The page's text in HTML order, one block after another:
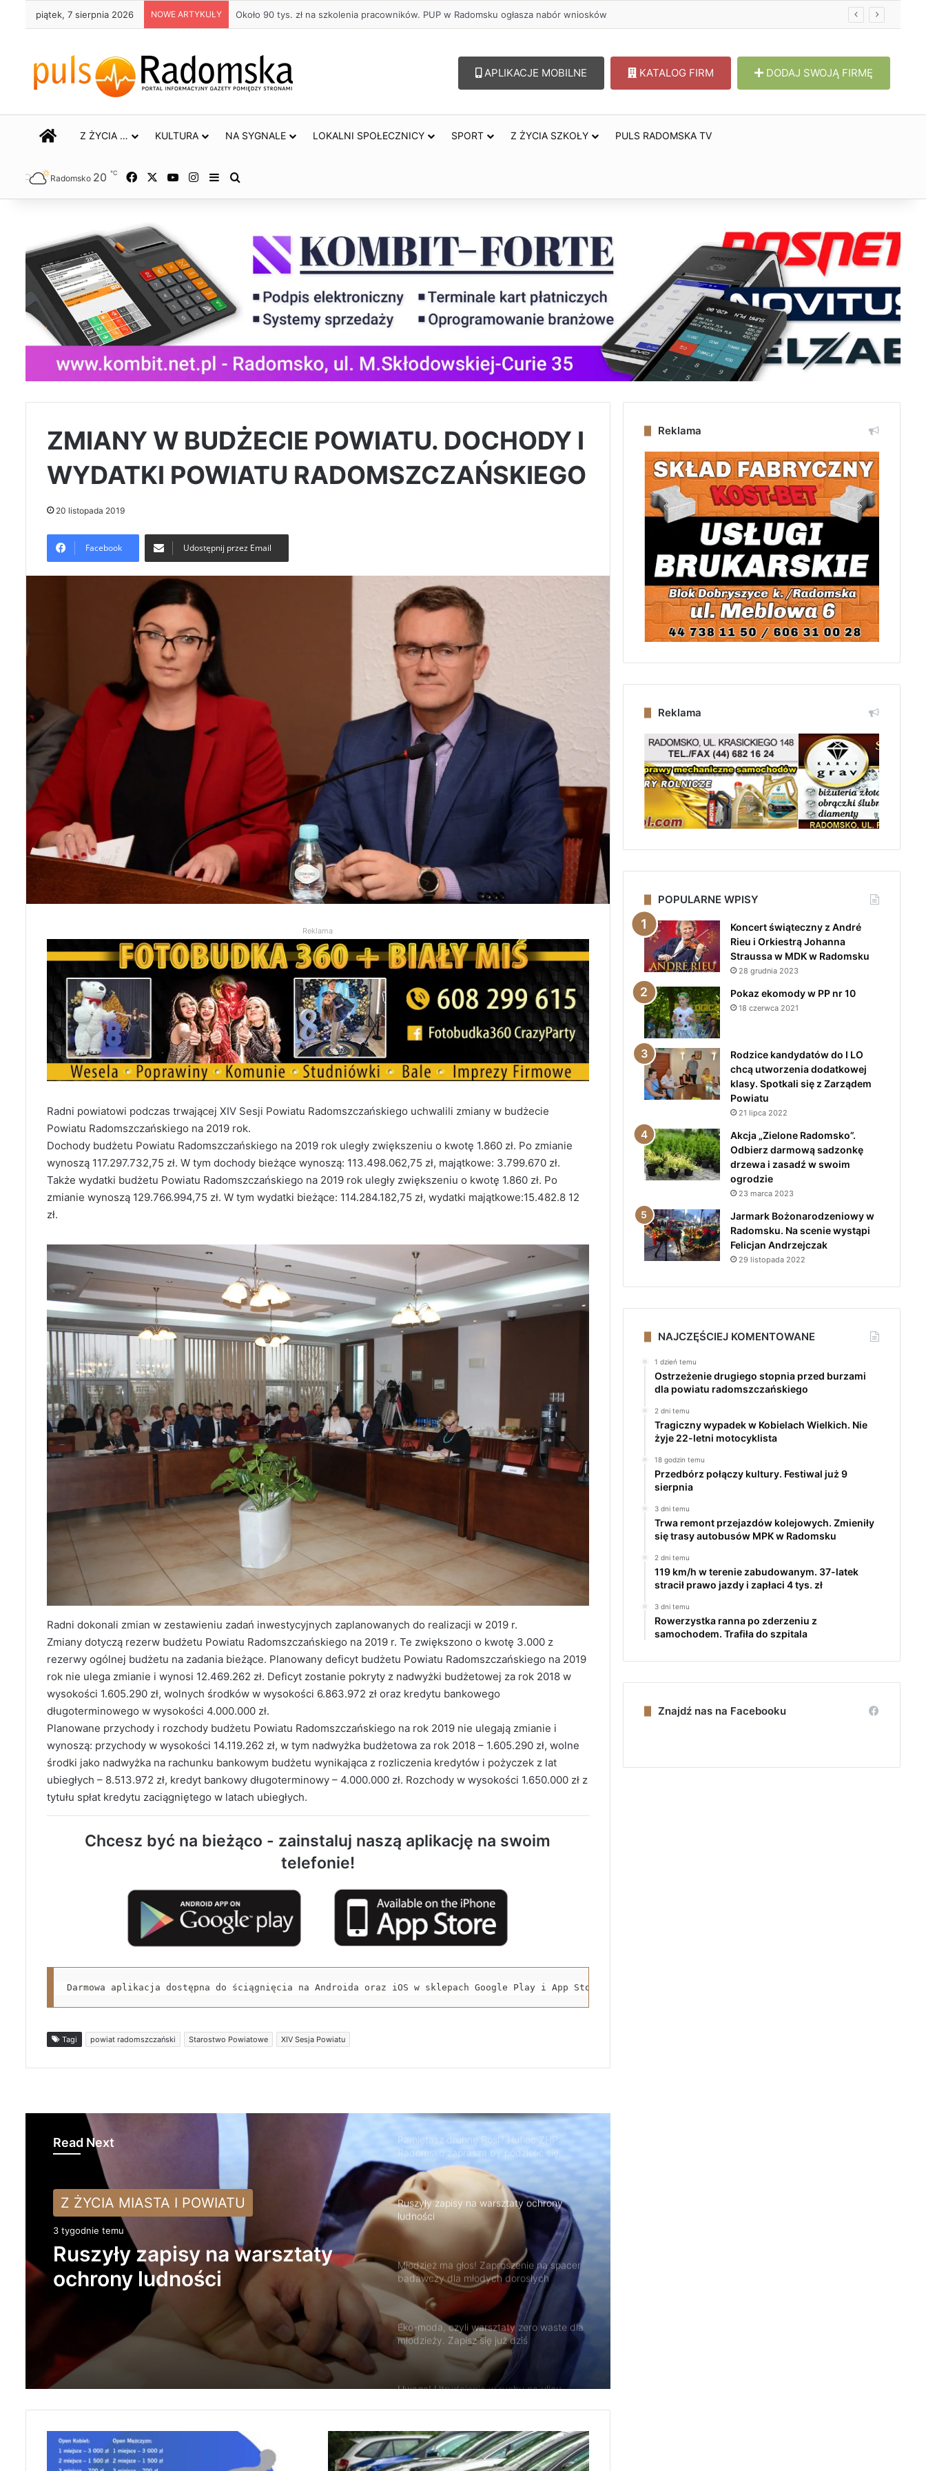
piątek, 7 sierpnia 2026 NOWE ARTYKUŁY Życie bez alkoholu – lepszy wybór. Radomsko włącza się w Miesiąc Trzeźwości
APLIKACJE MOBILNE KATALOG FIRM DODAJ SWOJĄ FIRMĘ
STRONA GŁÓWNA
Z ŻYCIA … KULTURA NA SYGNALE LOKALNI SPOŁECZNICY SPORT Z ŻYCIA SZKOŁY PULS RADOMSKA TV
Radomsko 20 ℃ Facebook YouTubeInstagram
Sidebar
ZMIANY W BUDŻECIE POWIATU. DOCHODY I
WYDATKI POWIATU RADOMSZCZAŃSKIEGO
20 listopada 2019
Facebook Udostępnij przez Email
Reklama
Radni powiatowi podczas trwającej XIV Sesji Powiatu Radomszczańskiego uchwalili zmiany w budżecie
Powiatu Radomszczańskiego na 2019 rok.
Dochody budżetu Powiatu Radomszczańskiego na 2019 rok uległy zwiększeniu o kwotę 1.860 zł. Po zmianie
wynoszą 117.297.732,75 zł. W tym dochody bieżące wynoszą: 113.498.062,75 zł, majątkowe: 3.799.670 zł.
Także wydatki budżetu Powiatu Radomszczańskiego na 2019 rok uległy zwiększeniu o kwotę 1.860 zł. Po
zmianie wynoszą 129.766.994,75 zł. W tym wydatki bieżące: 114.284.182,75 zł, wydatki majątkowe:15.482.8 12
zł.
Radni dokonali zmian w zestawieniu zadań inwestycyjnych zaplanowanych do realizacji w 2019 r.
Zmiany dotyczą rezerw budżetu Powiatu Radomszczańskiego na 2019 r. Te zwiększono o kwotę 3.000 z
rezerwy ogólnej budżetu na zadania bieżące. Planowany deficyt budżetu Powiatu Radomszczańskiego na 2019
rok nie ulega zmianie i wynosi 12.469.262 zł. Deficyt zostanie pokryty z nadwyżki budżetowej za rok 2018 w
wysokości 1.605.290 zł, wolnych środków w wysokości 6.863.972 zł oraz kredytu bankowego
długoterminowego w wysokości 4.000.000 zł.
Planowane przychody i rozchody budżetu Powiatu Radomszczańskiego na rok 2019 nie ulegają zmianie i
wynoszą: przychody w wysokości 14.119.262 zł, w tym nadwyżka budżetowa za rok 2018 – 1.605.290 zł, wolne
środki jako nadwyżka na rachunku bankowym budżetu wynikająca z rozliczenia kredytów i pożyczek z lat
ubiegłych – 8.513.972 zł, kredyt bankowy długoterminowy – 4.000.000 zł. Rozchody w wysokości 1.650.000 zł z
tytułu spłat kredytu zaciągniętego w latach ubiegłych.
Chcesz być na bieżąco - zainstaluj naszą aplikację na swoim
telefonie!
Darmowa aplikacja dostępna do ściągnięcia na Androida oraz iOS w sklepach Google Play i App Store.
Tagi powiat radomszczański Starostwo Powiatowe XIV Sesja Powiatu
Read Next
Z ŻYCIA MIASTA I POWIATU
3 tygodnie temu
Ruszyły zapisy na warsztaty
ochrony ludności
KULTURA
3 tygodnie temu
Młodzież ma głos! Zaproszenie
na spacer badawczy dla
młodych dorosłych
Uwaga! Dziś na wieczór i w nocy możliwy
silny deszcz z burzami
na język migowy
Jak zmieni się urząd gminy w Żytnie dla
osób niepełnosprawnych?
Zgłosiły się cztery firmy
Ruszyły zapisy na warsztaty ochrony
ludności
Młodzież ma głos! Zaproszenie na spacer
badawczy dla młodych dorosłych
Eko-moda, czyli warsztaty zero waste dla
młodzieży. Zapisz się już dziś
Uwaga! Utrudnienia w ruchu na ulicy
Krańcowej w Radomsku
Uwaga! Dziś na wieczór i w nocy możliwy
Poradnik bezpieczeństwa przetłumaczony
na język migowy
U
S
U
Reklama
Reklama
POPULARNE WPISY
Koncert świąteczny z André
Rieu i Orkiestrą Johanna
Straussa w MDK w Radomsku
28 grudnia 2023
Pokaz ekomody w PP nr 10
18 czerwca 2021
Rodzice kandydatów do I LO
chcą utworzenia dodatkowej
klasy. Spotkali się z Zarządem
Powiatu
21 lipca 2022
Akcja „Zielone Radomsko”.
Odbierz darmową sadzonkę
drzewa i zasadź w swoim
ogrodzie
23 marca 2023
Jarmark Bożonarodzeniowy w
Radomsku. Na scenie wystąpi
Felicjan Andrzejczak
29 listopada 2022
NAJCZĘŚCIEJ KOMENTOWANE
1 dzień temu
Ostrzeżenie drugiego stopnia przed burzami
dla powiatu radomszczańskiego
2 dni temu
Tragiczny wypadek w Kobielach Wielkich. Nie
żyje 22-letni motocyklista
18 godzin temu
Przedbórz połączy kultury. Festiwal już 9
sierpnia
3 dni temu
Trwa remont przejazdów kolejowych. Zmieniły
się trasy autobusów MPK w Radomsku
2 dni temu
119 km/h w terenie zabudowanym. 37-latek
stracił prawo jazdy i zapłaci 4 tys. zł
3 dni temu
Rowerzystka ranna po zderzeniu z
samochodem. Trafiła do szpitala
Znajdź nas na Facebooku